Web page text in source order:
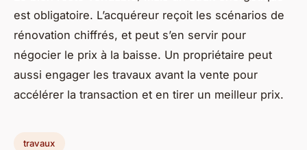
est obligatoire. L’acquéreur reçoit les scénarios de
rénovation chiffrés, et peut s’en servir pour
négocier le prix à la baisse. Un propriétaire peut
aussi engager les travaux avant la vente pour
accélérer la transaction et en tirer un meilleur prix.
travaux